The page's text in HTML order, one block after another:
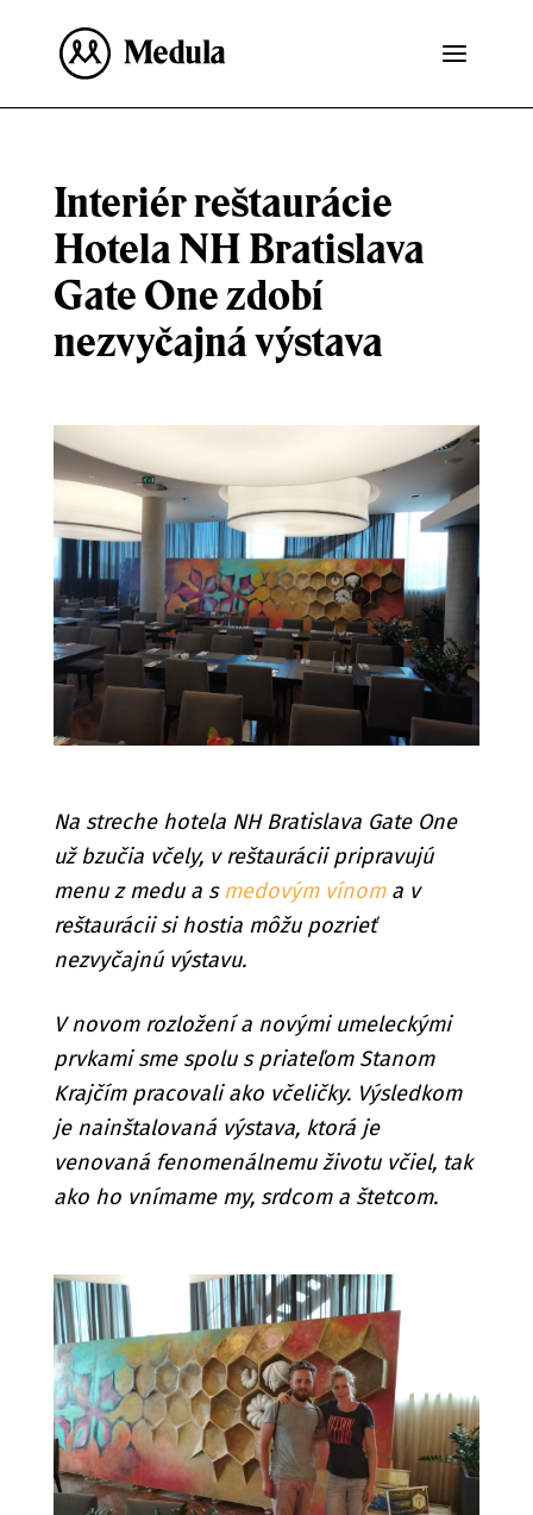
Interiér reštaurácie
Hotela NH Bratislava
Gate One zdobí
nezvyčajná výstava
Na streche hotela NH Bratislava Gate One
už bzučia včely, v reštaurácii pripravujú
menu z medu a smedovým vínoma v
reštaurácii si hostia môžu pozrieť
nezvyčajnú výstavu.
V novom rozložení a novými umeleckými
prvkami sme spolu s priateľom Stanom
Krajčím pracovali ako včeličky. Výsledkom
je nainštalovaná výstava, ktorá je
venovaná fenomenálnemu životu včiel, tak
ako ho vnímame my, srdcom a štetcom.